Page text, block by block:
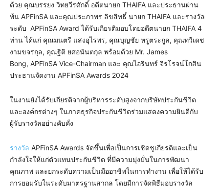
ด้วย คุณบรรยง วิทยวีรศักดิ์ อดีตนายก THAIFA และประธานผ่าน
พ้น APFinSA และคุณประภาพร ลิขสิทธิ์ นายก THAIFA และรางวัล
ระดับ APFinSA Award ได้รับเกียรติมอบโดยอดีตนายก THAIFA 4
ท่าน ได้แก่ คุณมนตรี แสงอุไรพร, คุณบุญชัย หรูตระกูล, คุณทวีเดช
งามขจรกุล, คุณฐิติ ยศอนันตกุล พร้อมด้วย Mr. James
Bong, APFinSA Vice-Chairman และ คุณไอรินทร์ จิรโรจน์โกสิน
ประธานจัดงาน APFinSA Awards 2024
ในงานยังได้รับเกียรติจากผู้บริหารระดับสูงจากบริษัทประกันชีวิต
และองค์กรต่างๆ ในภาคธุรกิจประกันชีวิตร่วมแสดงความยินดีกับ
ผู้รับรางวัลอย่างคับคั่ง
รางวัล APFinSA Awards จัดขึ้นเพื่อเป็นการเชิดชูเกียรติและเป็น
กำลังใจให้แก่ตัวแทนประกันชีวิต ที่มีความมุ่งมั่นในการพัฒนา
คุณภาพ และยกระดับความเป็นมืออาชีพในการทำงาน เพื่อให้ได้รับ
การยอมรับในระดับมาตรฐานสากล โดยมีการจัดพิธีมอบรางวัล